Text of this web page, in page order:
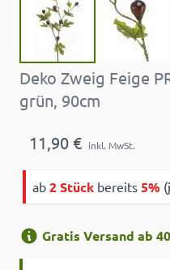
Deko Zweig Feige
grün, 90cm
11,90 € inkl. MwSt.
ab 2 Stück bereits 5%
Gratis Versand ab